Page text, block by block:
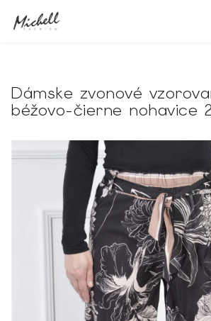
Dámske zvonové
béžovo-čierne nohavice